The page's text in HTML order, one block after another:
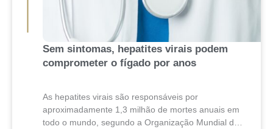
Sem sintomas, hepatites virais podem
comprometer o fígado por anos
As hepatites virais são responsáveis por
aproximadamente 1,3 milhão de mortes anuais em
todo o mundo, segundo a Organização Mundial da